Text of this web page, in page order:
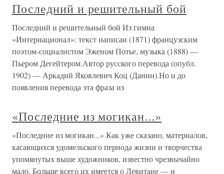
Последний и решительный бой
Последний и решительный бой Из гимна
«Интернационал»: текст написан (1871) французским
поэтом-социалистом Эженом Потье, музыка (1888) —
Пьером Дегейтером.Автор русского перевода (опубл.
1902) — Аркадий Яковлевич Коц (Данин).Но и до
появления перевода эта фраза из
«Последние из могикан...»
«Последние из могикан...» Как уже сказано, материалов,
касающихся удомельского периода жизни и творчества
упомянутых выше художников, известно чрезвычайно
мало. Больше всего их имеется о Левитане — и